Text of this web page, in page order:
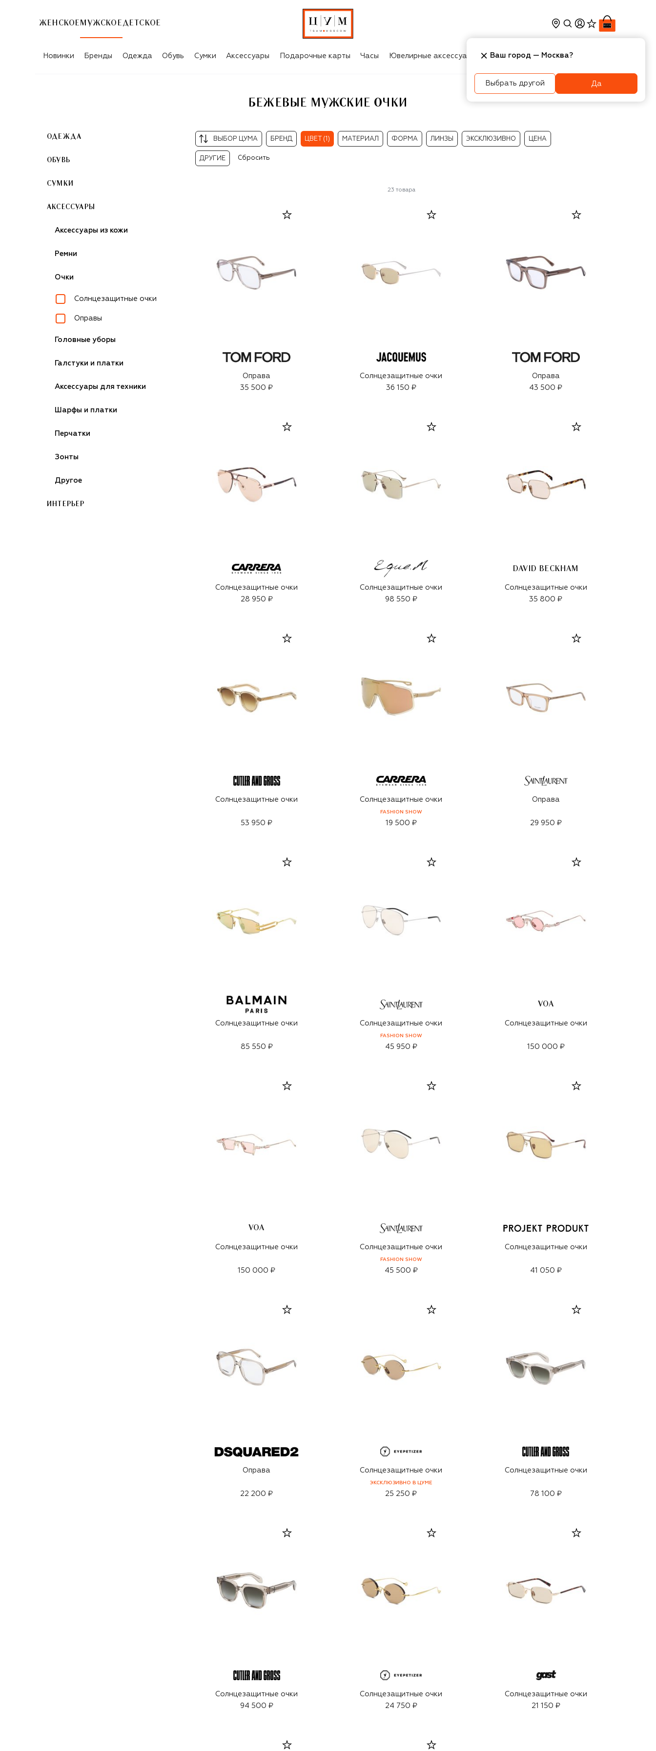
ЖЕНСКОЕ МУЖСКОЕ ДЕТСКОЕ
БЕЖЕВЫЕ МУЖСКИЕ ОЧКИ
Новинки Бренды Одежда Обувь Сумки Аксессуары Подарочные карты Часы Ювелирные аксессуары Косметика Интерьер
БЕЖЕВЫЕ МУЖСКИЕ ОЧКИ
ОДЕЖДА
ОБУВЬ
СУМКИ
АКСЕССУАРЫ
Аксессуары из кожи
Ремни
Очки
Солнцезащитные очки
Оправы
Головные уборы
Галстуки и платки
Аксессуары для техники
Шарфы и платки
Перчатки
Зонты
Другое
ИНТЕРЬЕР
ВЫБОР ЦУМА БРЕНД ЦВЕТ (1) МАТЕРИАЛ ФОРМА ЛИНЗЫ ЭКСКЛЮЗИВНО ЦЕНА
ДРУГИЕ Сбросить
23 товара
Оправа
35 500 ₽
Солнцезащитные очки
36 150 ₽
Оправа
43 500 ₽
Солнцезащитные очки
28 950 ₽
Солнцезащитные очки
98 550 ₽
DAVID BECKHAM
Солнцезащитные очки
35 800 ₽
Солнцезащитные очки
53 950 ₽
Солнцезащитные очки
FASHION SHOW
19 500 ₽
Оправа
29 950 ₽
Солнцезащитные очки
85 550 ₽
Солнцезащитные очки
FASHION SHOW
45 950 ₽
VOA
Солнцезащитные очки
150 000 ₽
VOA
Солнцезащитные очки
150 000 ₽
Солнцезащитные очки
FASHION SHOW
45 500 ₽
Солнцезащитные очки
41 050 ₽
Оправа
22 200 ₽
Солнцезащитные очки
ЭКСКЛЮЗИВНО В ЦУМЕ
25 250 ₽
Солнцезащитные очки
78 100 ₽
Солнцезащитные очки
94 500 ₽
Солнцезащитные очки
24 750 ₽
Солнцезащитные очки
21 150 ₽
Ваш город — Москва?
Выбрать другой Да